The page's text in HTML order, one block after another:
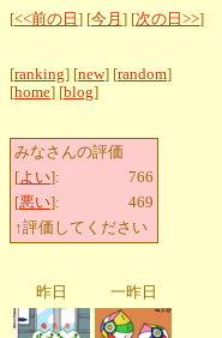
[<<前の日 ] [今月 ] [次の日>>]
[ranking] [new] [random]
[home] [blog]
みなさんの評価
[よい]:
766
[悪い]:
469
↑評価してください
昨日 一昨日